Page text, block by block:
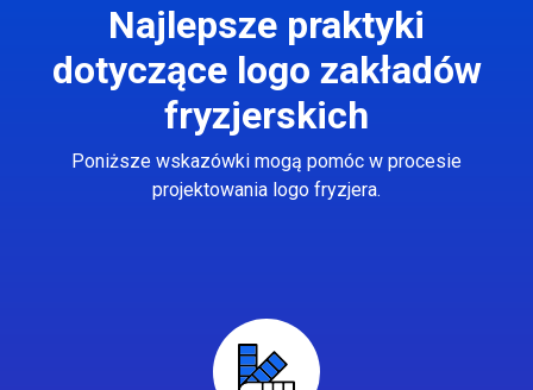
Najlepsze praktyki
dotyczące logo zakładów
fryzjerskich
Poniższe wskazówki mogą pomóc w procesie
projektowania logo fryzjera.